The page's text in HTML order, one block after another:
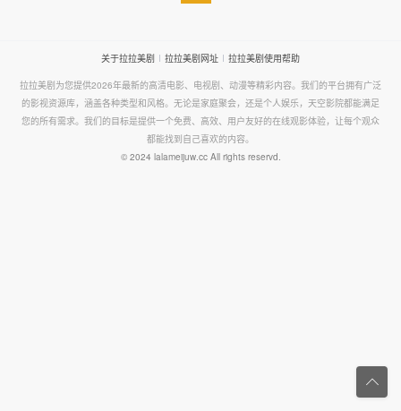
关于拉拉美剧 拉拉美剧网址 拉拉美剧使用帮助
拉拉美剧为您提供2026年最新的高清电影、电视剧、动漫等精彩内容。我们的平台拥有广泛
的影视资源库，涵盖各种类型和风格。无论是家庭聚会，还是个人娱乐，天空影院都能满足
您的所有需求。我们的目标是提供一个免费、高效、用户友好的在线观影体验，让每个观众
都能找到自己喜欢的内容。
© 2024 lalameijuw.cc All rights reservd.